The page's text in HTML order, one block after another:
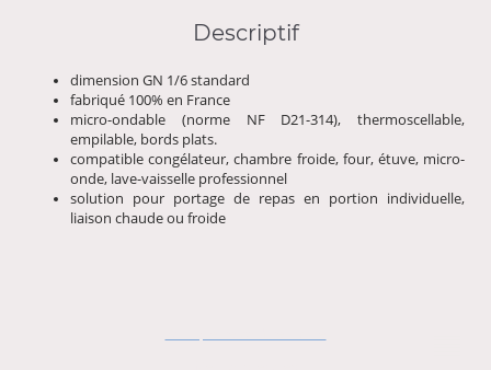
Descriptif
dimension GN 1/6 standard
fabriqué 100% en France
micro-ondable (norme NF D21-314), thermoscellable,
empilable, bords plats.
compatible congélateur, chambre froide, four, étuve, micro-
onde, lave-vaisselle professionnel
solution pour portage de repas en portion individuelle,
liaison chaude ou froide